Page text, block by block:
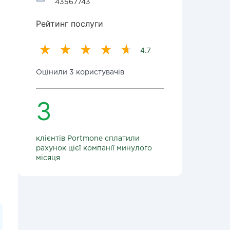
43567743
Рейтинг послуги
4.7
Оцінили 3 користувачів
3
клієнтів Portmone сплатили
рахунок цієї компанії минулого
місяця